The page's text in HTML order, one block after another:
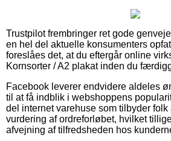
Trustpilot frembringer ret gode
en hel del aktuelle konsumenters
foreslåes det, at du eftergår online
Kornsorter / A2 plakat inden du
Facebook leverer endvidere aldeles
til at få indblik i webshoppens
del internet varehuse som tilbyder folk
vurdering af ordreforløbet, hvilket
afvejning af tilfredsheden hos